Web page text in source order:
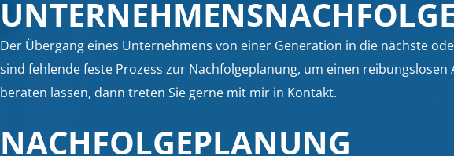
UNTERNEHMENSNACHFOLGE
Der Übergang eines Unternehmens von einer Generation in die nächste
sind fehlende feste Prozess zur Nachfolgeplanung, um einen
beraten lassen, dann treten Sie gerne mit mir in Kontakt.
NACHFOLGEPLANUNG